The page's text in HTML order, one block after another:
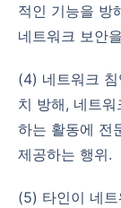
적인 기능을 방
네트워크 보안
(4) 네트워크 침입, 네트워크의 정상적인 기능 및 방어 조
치 방해, 네트
하는 활동에 전
제공하는 행위.
(5) 타인이 네트워크 보안을 위협하는 활동을 하고 있음